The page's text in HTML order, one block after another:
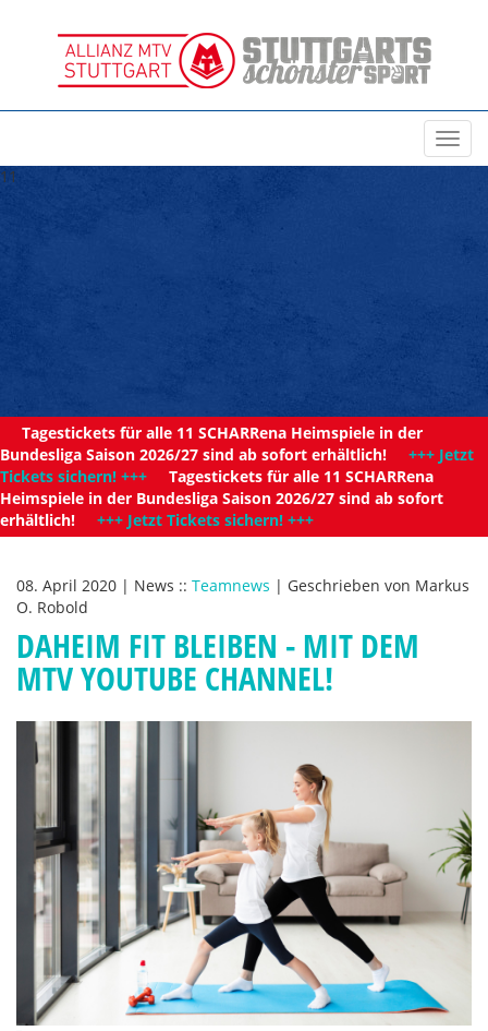
11
Tagestickets für alle 11 SCHARRena Heimspiele in der
Bundesliga Saison 2026/27 sind ab sofort erhältlich! +++ Jetzt
Tickets sichern! +++ Tagestickets für alle 11 SCHARRena
Heimspiele in der Bundesliga Saison 2026/27 sind ab sofort
erhältlich! +++ Jetzt Tickets sichern! +++
08. April 2020 | News :: Teamnews | Geschrieben von Markus
O. Robold
DAHEIM FIT BLEIBEN - MIT DEM
MTV YOUTUBE CHANNEL!